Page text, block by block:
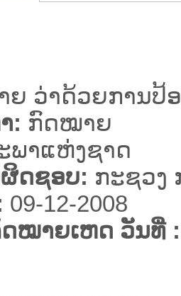
ວ່າ​ດ້ວຍ​ການ​ປ້
: ກົດໝາຍ
ພາແຫ່ງຊາດ
ດຊອບ: ກະຊວງ
09-12-2008
ໝາຍເຫດ ວັນທີ່ :